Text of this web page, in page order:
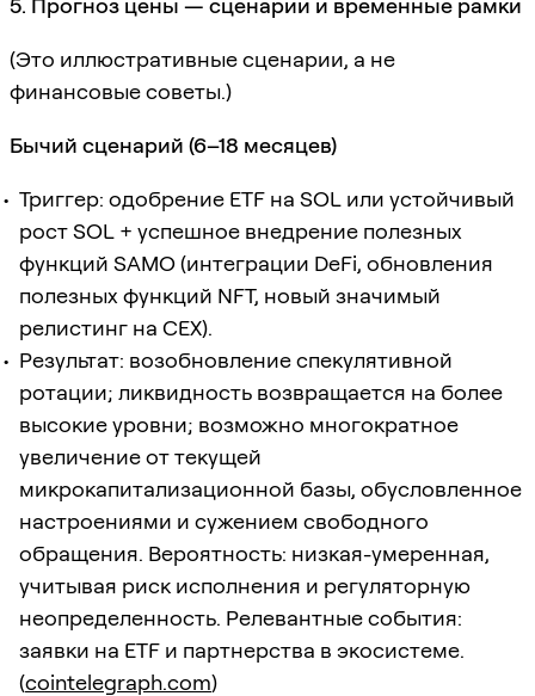
5. Прогноз цены — сценарии и временные рамки
(Это иллюстративные сценарии, а не
финансовые советы.)
Бычий сценарий (6–18 месяцев)
Триггер: одобрение ETF на SOL или устойчивый
рост SOL + успешное внедрение полезных
функций SAMO (интеграции DeFi, обновления
полезных функций NFT, новый значимый
релистинг на CEX).
Результат: возобновление спекулятивной
ротации; ликвидность возвращается на более
высокие уровни; возможно многократное
увеличение от текущей
микрокапитализационной базы, обусловленное
настроениями и сужением свободного
обращения. Вероятность: низкая-умеренная,
учитывая риск исполнения и регуляторную
неопределенность. Релевантные события:
заявки на ETF и партнерства в экосистеме.
(cointelegraph.com)